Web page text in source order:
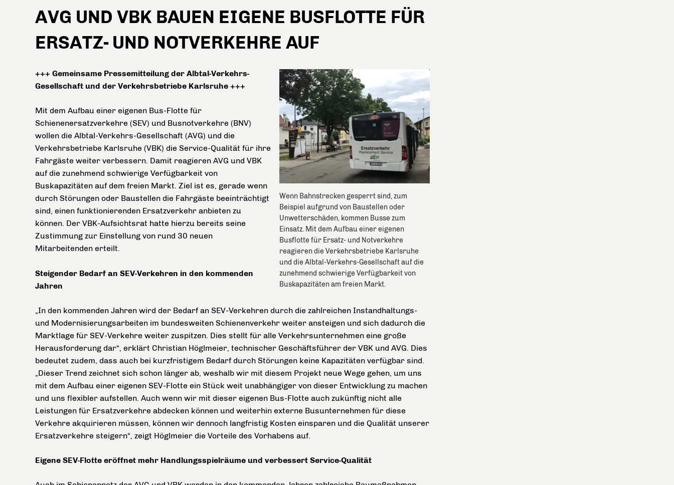
AVG UND VBK BAUEN EIGENE BUSFLOTTE FÜR
ERSATZ- UND NOTVERKEHRE AUF
Wenn Bahnstrecken gesperrt sind, zum
Beispiel aufgrund von Baustellen oder
Unwetterschäden, kommen Busse zum
Einsatz. Mit dem Aufbau einer eigenen
Busflotte für Ersatz- und Notverkehre
reagieren die Verkehrsbetriebe Karlsruhe
und die Albtal-Verkehrs-Gesellschaft auf die
zunehmend schwierige Verfügbarkeit von
Buskapazitäten am freien Markt.
+++ Gemeinsame Pressemitteilung der Albtal-Verkehrs-
Gesellschaft und der Verkehrsbetriebe Karlsruhe +++
Mit dem Aufbau einer eigenen Bus-Flotte für
Schienenersatzverkehre (SEV) und Busnotverkehre (BNV)
wollen die Albtal-Verkehrs-Gesellschaft (AVG) und die
Verkehrsbetriebe Karlsruhe (VBK) die Service-Qualität für ihre
Fahrgäste weiter verbessern. Damit reagieren AVG und VBK
auf die zunehmend schwierige Verfügbarkeit von
Buskapazitäten auf dem freien Markt. Ziel ist es, gerade wenn
durch Störungen oder Baustellen die Fahrgäste beeinträchtigt
sind, einen funktionierenden Ersatzverkehr anbieten zu
können. Der VBK-Aufsichtsrat hatte hierzu bereits seine
Zustimmung zur Einstellung von rund 30 neuen
Mitarbeitenden erteilt.
Steigender Bedarf an SEV-Verkehren in den kommenden
Jahren
„In den kommenden Jahren wird der Bedarf an SEV-Verkehren durch die zahlreichen Instandhaltungs-
und Modernisierungsarbeiten im bundesweiten Schienenverkehr weiter ansteigen und sich dadurch die
Marktlage für SEV-Verkehre weiter zuspitzen. Dies stellt für alle Verkehrsunternehmen eine große
Herausforderung dar“, erklärt Christian Höglmeier, technischer Geschäftsführer der VBK und AVG. Dies
bedeutet zudem, dass auch bei kurzfristigem Bedarf durch Störungen keine Kapazitäten verfügbar sind.
„Dieser Trend zeichnet sich schon länger ab, weshalb wir mit diesem Projekt neue Wege gehen, um uns
mit dem Aufbau einer eigenen SEV-Flotte ein Stück weit unabhängiger von dieser Entwicklung zu machen
und uns flexibler aufstellen. Auch wenn wir mit dieser eigenen Bus-Flotte auch zukünftig nicht alle
Leistungen für Ersatzverkehre abdecken können und weiterhin externe Busunternehmen für diese
Verkehre akquirieren müssen, können wir dennoch langfristig Kosten einsparen und die Qualität unserer
Ersatzverkehre steigern“, zeigt Höglmeier die Vorteile des Vorhabens auf.
Eigene SEV-Flotte eröffnet mehr Handlungsspielräume und verbessert Service-Qualität